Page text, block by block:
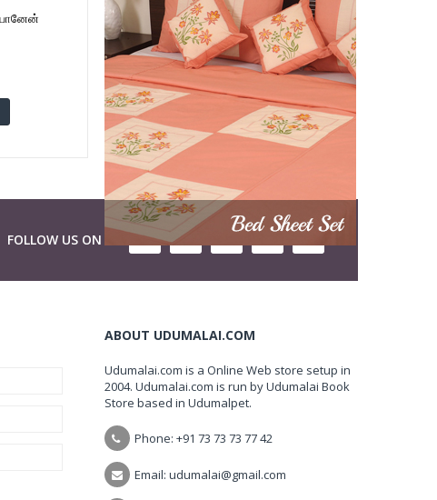
FOLLOW US ON
ABOUT UDUMALAI.COM
Udumalai.com is a Online Web store setup in
2004. Udumalai.com is run by Udumalai Book
Store based in Udumalpet.
Phone: +91 73 73 73 77 42
Email: udumalai@gmail.com